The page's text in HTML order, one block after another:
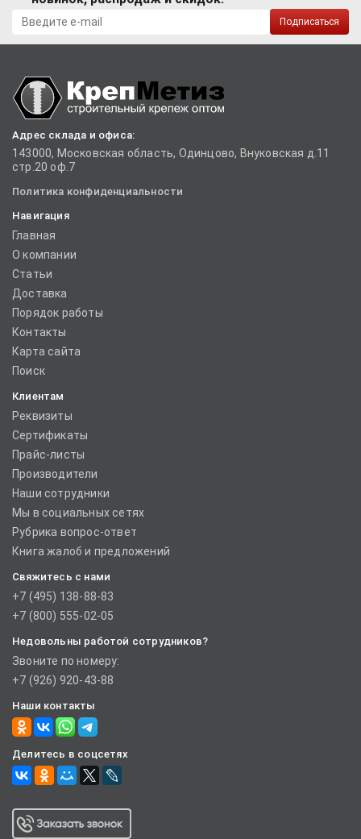
Подписаться
Адрес склада и офиса:
143000, Московская область, Одинцово, Внуковская д.11
стр.20 оф.7
Политика конфиденциальности
Навигация
Главная
О компании
Статьи
Доставка
Порядок работы
Контакты
Карта сайта
Поиск
Клиентам
Реквизиты
Сертификаты
Прайс-листы
Производители
Наши сотрудники
Мы в социальных сетях
Рубрика вопрос-ответ
Книга жалоб и предложений
Свяжитесь с нами
+7 (495) 138-88-83
+7 (800) 555-02-05
Недовольны работой сотрудников?
Звоните по номеру:
+7 (926) 920-43-88
Наши контакты
Делитесь в соцсетях